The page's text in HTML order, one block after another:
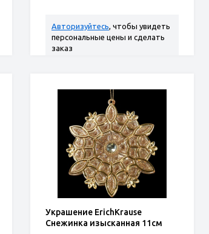
Авторизуйтесь, чтобы увидеть
персональные цены и сделать
заказ
Украшение ErichKrause
Снежинка изысканная 11см